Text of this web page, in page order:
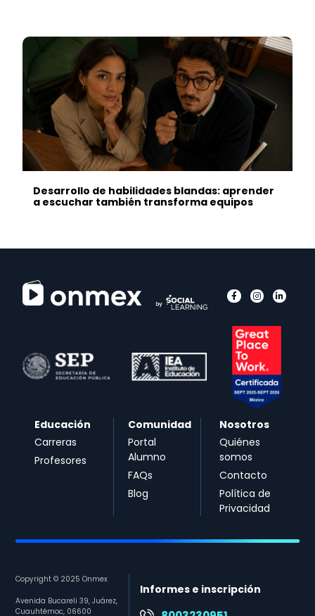
Desarrollo de habilidades blandas: aprender
a escuchar también transforma equipos
Educación
Carreras
Profesores
Comunidad
Portal
Alumno
FAQs
Blog
Nosotros
Quiénes
somos
Contacto
Política de
Privacidad
Copyright © 2025 Onmex
Avenida Bucareli 39, Juárez,
Cuauhtémoc, 06600
Informes e inscripción